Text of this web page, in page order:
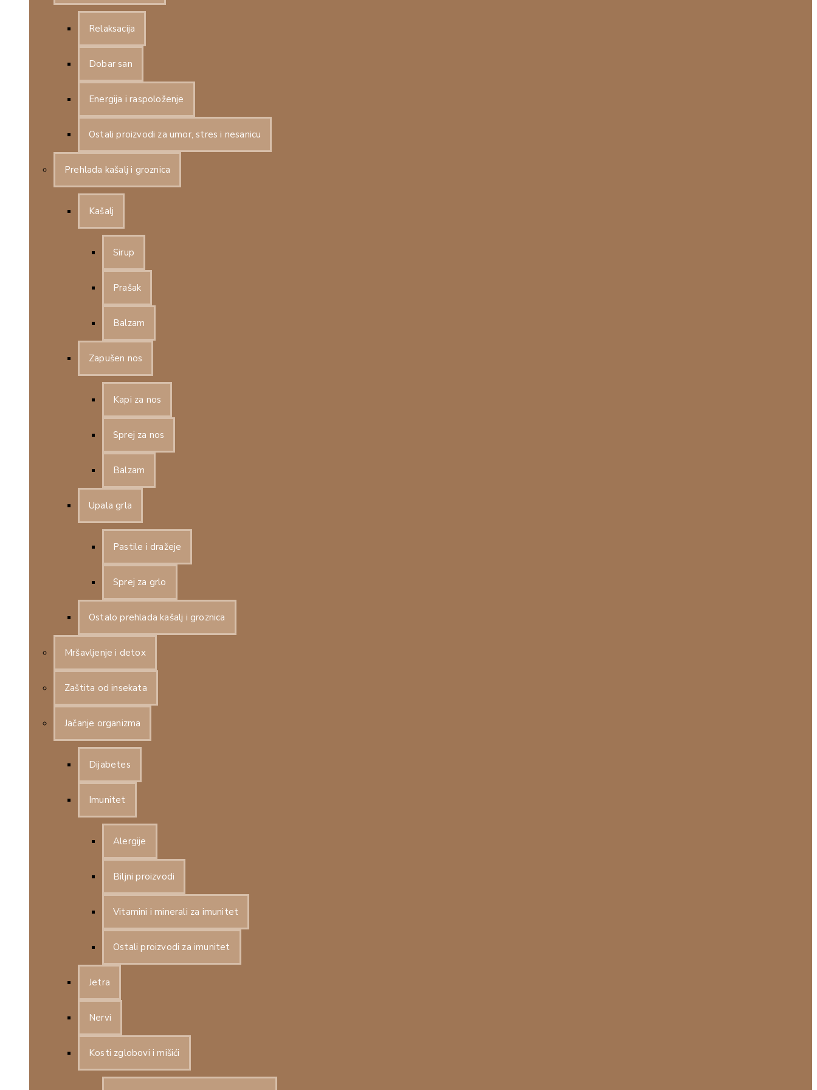
Relaksacija
Dobar san
Energija i raspoloženje
Ostali proizvodi za umor, stres i nesanicu
Prehlada kašalj i groznica
Kašalj
Sirup
Prašak
Balzam
Zapušen nos
Kapi za nos
Sprej za nos
Balzam
Upala grla
Pastile i dražeje
Sprej za grlo
Ostalo prehlada kašalj i groznica
Mršavljenje i detox
Zaštita od insekata
Jačanje organizma
Dijabetes
Imunitet
Alergije
Biljni proizvodi
Vitamini i minerali za imunitet
Ostali proizvodi za imunitet
Jetra
Nervi
Kosti zglobovi i mišići